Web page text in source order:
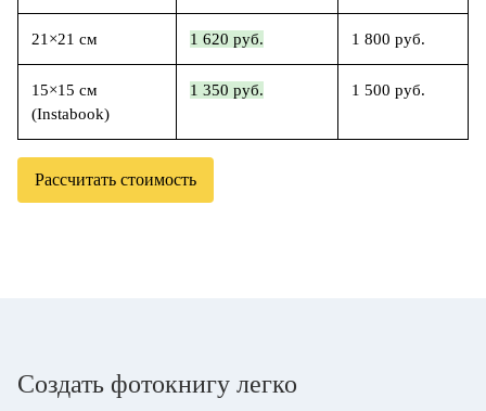
21×21 см 1 620 руб. 1 800 руб.
15×15 см
(Instabook)
1 350 руб. 1 500 руб.
Рассчитать стоимость
Создать фотокнигу легко